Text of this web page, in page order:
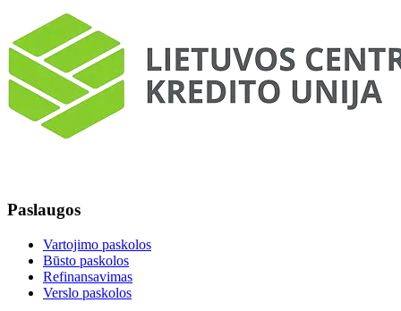
Paslaugos
Vartojimo paskolos
Būsto paskolos
Refinansavimas
Verslo paskolos